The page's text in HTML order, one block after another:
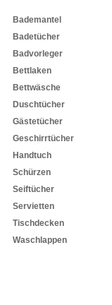
Bademantel
Badetücher
Badvorleger
Bettlaken
Bettwäsche
Duschtücher
Gästetücher
Geschirrtücher
Handtuch
Schürzen
Seiftücher
Servietten
Tischdecken
Waschlappen